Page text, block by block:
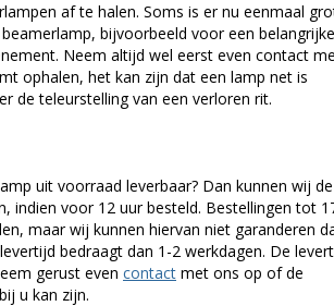
af te halen. Soms is er nu eenmaal
bijvoorbeeld voor een belangrijke
Neem altijd wel eerst even contact
ophalen, het kan zijn dat een lamp net is
de teleurstelling van een verloren rit.
uit voorraad leverbaar? Dan kunnen wij
indien voor 12 uur besteld. Bestellingen tot
maar wij kunnen hiervan niet garanderen
bedraagt dan 1-2 werkdagen. De
gerust even contact met ons op of de
u kan zijn.